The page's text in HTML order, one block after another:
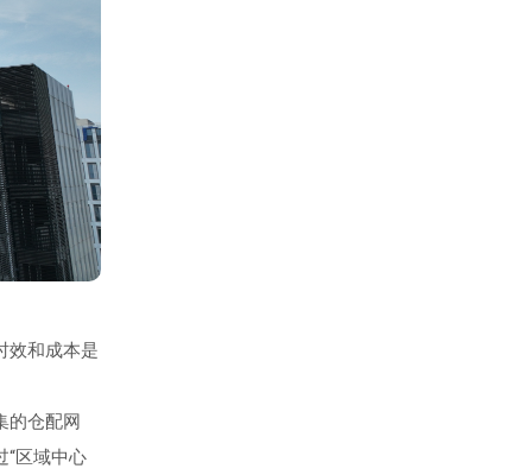
效和成本是
的仓配网
“区域中心